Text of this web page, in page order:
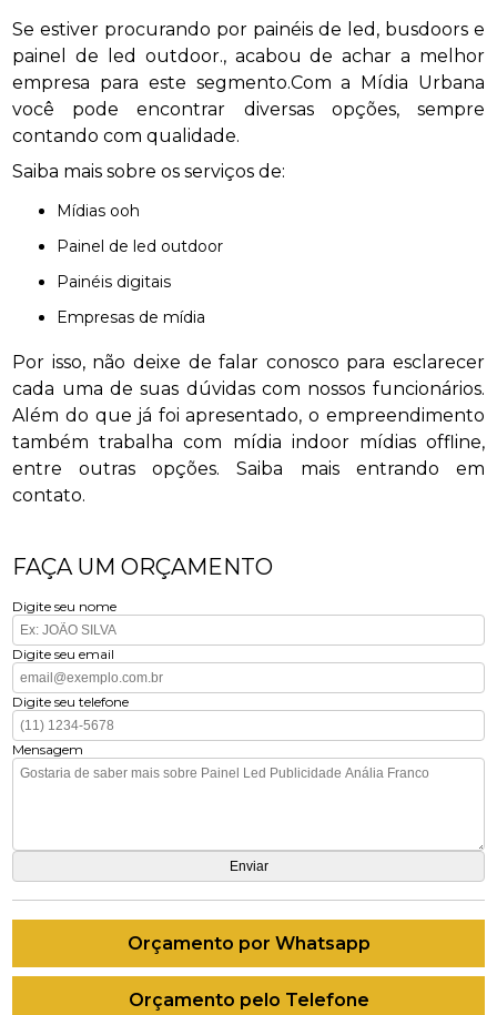
Se estiver procurando por painéis de led, busdoors e
painel de led outdoor., acabou de achar a melhor
empresa para este segmento.Com a Mídia Urbana
você pode encontrar diversas opções, sempre
contando com qualidade.
Saiba mais sobre os serviços de:
mídias ooh
painel de led outdoor
painéis digitais
empresas de mídia
Por isso, não deixe de falar conosco para esclarecer
cada uma de suas dúvidas com nossos funcionários.
Além do que já foi apresentado, o empreendimento
também trabalha com mídia indoor mídias offline,
entre outras opções. Saiba mais entrando em
contato.
FAÇA UM ORÇAMENTO
Digite seu nome
Digite seu email
Digite seu telefone
Mensagem
Orçamento por Whatsapp
Orçamento pelo Telefone